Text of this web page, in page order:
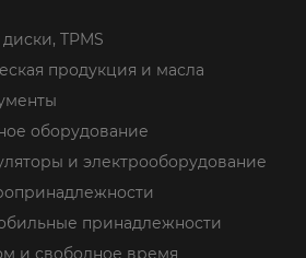
TPMS
продукция и масла
оборудование
и электрооборудование
принадлежности
и свободное время